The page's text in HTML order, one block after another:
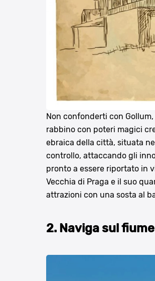
Non confonderti con
rabbino con poteri magici
ebraica della città, situata
controllo, attaccando gli
pronto a essere riportato in
Vecchia di Praga e il suo
attrazioni con una sosta al
2. Naviga sul